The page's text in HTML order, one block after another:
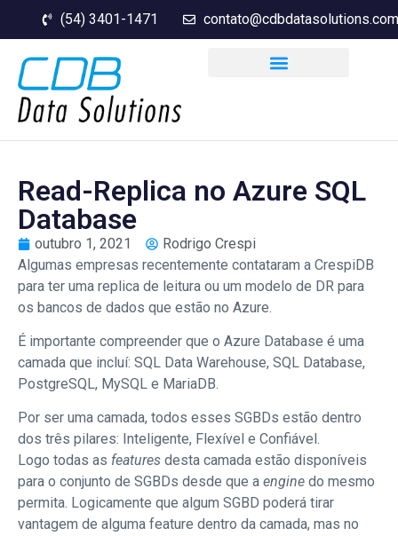
(54) 3401-1471
Read-Replica no Azure SQL
Database
outubro 1, 2021
Rodrigo Crespi
Algumas empresas recentemente contataram a CrespiDB
para ter uma replica de leitura ou um modelo de DR para
os bancos de dados que estão no Azure.
É importante compreender que o Azure Database é uma
camada que incluí: SQL Data Warehouse, SQL Database,
PostgreSQL, MySQL e MariaDB.
Por ser uma camada, todos esses SGBDs estão dentro
dos três pilares: Inteligente, Flexível e Confiável.
Logo todas as features desta camada estão disponíveis
para o conjunto de SGBDs desde que a engine do mesmo
permita. Logicamente que algum SGBD poderá tirar
vantagem de alguma feature dentro da camada, mas no